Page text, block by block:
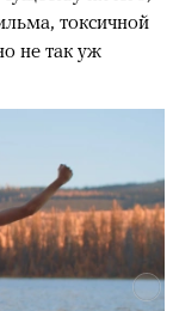
токсичной
не так уж